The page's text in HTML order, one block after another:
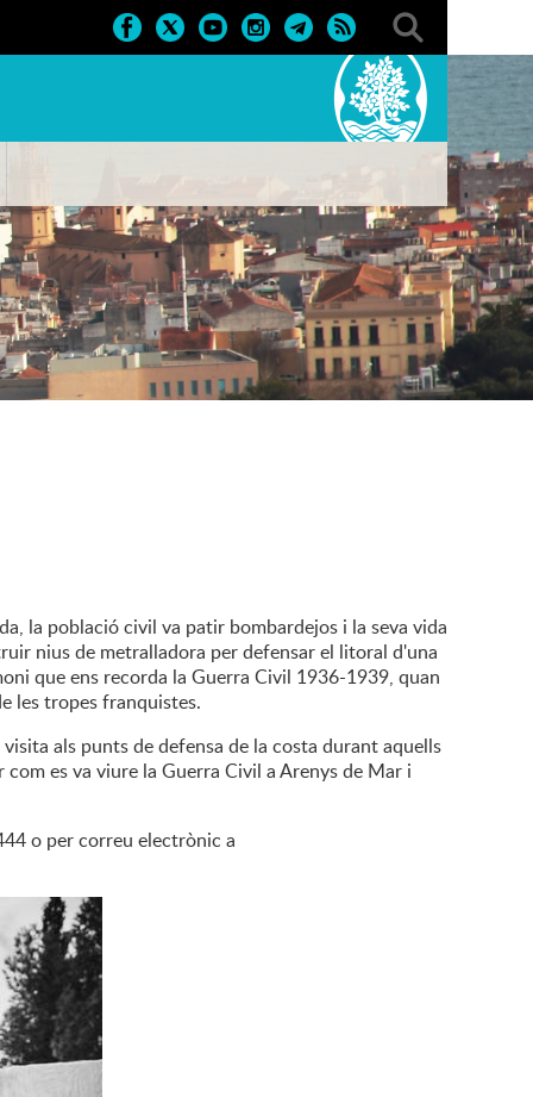
la població civil va patir bombardejos i la seva vida
nius de metralladora per defensar el litoral d'una
que ens recorda la Guerra Civil 1936-1939, quan
les tropes franquistes.
als punts de defensa de la costa durant aquells
es va viure la Guerra Civil a Arenys de Mar i
o per correu electrònic a